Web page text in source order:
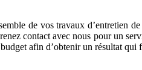
de vos travaux d’entretien
contact avec nous pour un
afin d’obtenir un résultat qui